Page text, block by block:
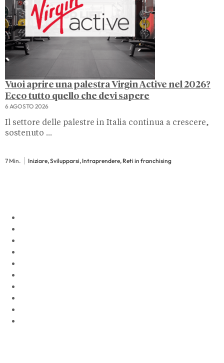
Vuoi aprire una palestra Virgin Active nel 2026?
Ecco tutto quello che devi sapere
6 AGOSTO 2026
Il settore delle palestre in Italia continua a crescere,
sostenuto ...
7 Min. Iniziare, Svilupparsi, Intraprendere, Reti in franchising